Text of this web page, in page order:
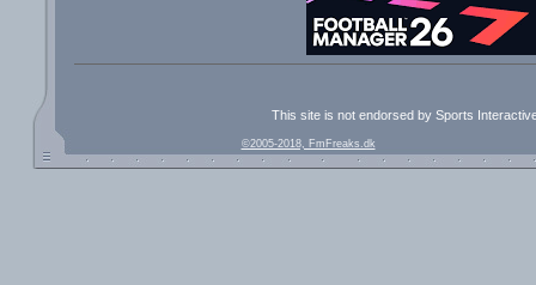
This site is not endorsed by Sports
©2005-2018, FmFreaks.dk